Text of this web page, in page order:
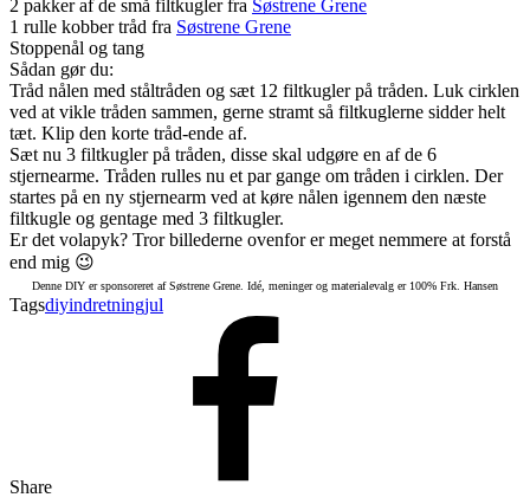
2 pakker af de små filtkugler fra Søstrene Grene
1 rulle kobber tråd fra Søstrene Grene
Stoppenål og tang
Sådan gør du:
Tråd nålen med ståltråden og sæt 12 filtkugler på tråden. Luk cirklen
ved at vikle tråden sammen, gerne stramt så filtkuglerne sidder helt
tæt. Klip den korte tråd-ende af.
Sæt nu 3 filtkugler på tråden, disse skal udgøre en af de 6
stjernearme. Tråden rulles nu et par gange om tråden i cirklen. Der
startes på en ny stjernearm ved at køre nålen igennem den næste
filtkugle og gentage med 3 filtkugler.
Er det volapyk? Tror billederne ovenfor er meget nemmere at forstå
end mig 😉
Denne DIY er sponsoreret af Søstrene Grene. Idé, meninger og materialevalg er 100% Frk. Hansen
Tagsdiyindretningjul
Share